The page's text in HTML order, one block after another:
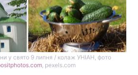
у свято 9 липня / колаж УНІАН, фото
, pexels.com